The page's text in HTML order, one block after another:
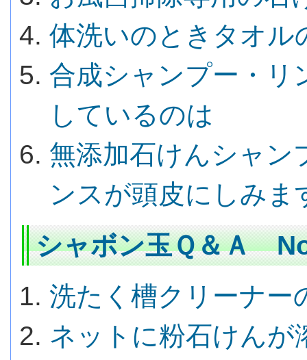
体洗いのときタオル
合成シャンプー・リ
しているのは
無添加石けんシャン
ンスが頭皮にしみま
シャボン玉Ｑ＆Ａ
洗たく槽クリーナー
ネットに粉石けん